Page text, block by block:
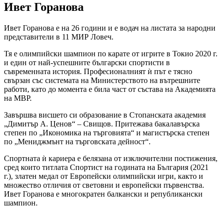
Ивет Горанова
Ивет Горанова е на 26 години и е водач на листата за народни
представители в 11 МИР Ловеч.
Тя е олимпийски шампион по карате от игрите в Токио 2020 г.
и един от най-успешните български спортисти в
съвременната история. Професионалният ѝ път е тясно
свързан със системата на Министерството на вътрешните
работи, като до момента е била част от състава на Академията
на МВР.
Завършва висшето си образование в Стопанската академия
„Димитър А. Ценов“ – Свищов. Притежава бакалавърска
степен по „Икономика на търговията“ и магистърска степен
по „Мениджмънт на търговската дейност“.
Спортната ѝ кариера е белязана от изключителни постижения,
сред които титлата Спортист на годината на България (2021
г.), златен медал от Европейски олимпийски игри, както и
множество отличия от световни и европейски първенства.
Ивет Горанова е многократен балкански и републикански
шампион.